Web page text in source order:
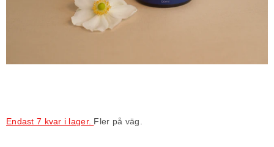
Endast 7 kvar i lager. Fler på väg.